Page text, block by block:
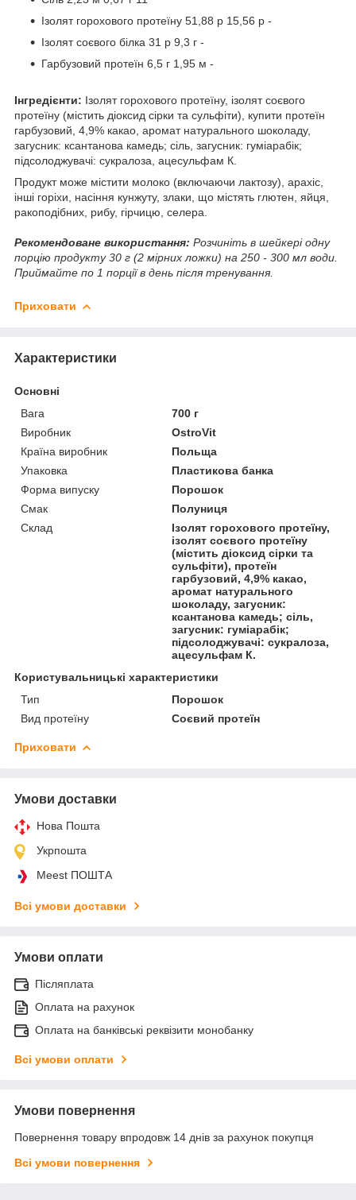
Ізолят горохового протеїну 51,88 р 15,56 р -
Ізолят соєвого білка 31 р 9,3 г -
Гарбузовий протеїн 6,5 г 1,95 м -
Інгредієнти: Ізолят горохового протеїну, ізолят соєвого
протеїну (містить діоксид сірки та сульфіти), купити протеїн
гарбузовий, 4,9% какао, аромат натурального шоколаду,
загусник: ксантанова камедь; сіль, загусник: гуміарабік;
підсолоджувачі: сукралоза, ацесульфам К.
Продукт може містити молоко (включаючи лактозу), арахіс,
інші горіхи, насіння кунжуту, злаки, що містять глютен, яйця,
ракоподібних, рибу, гірчицю, селера.
Рекомендоване використання: Розчиніть в шейкері одну
порцію продукту 30 г (2 мірних ложки) на 250 - 300 мл води.
Приймайте по 1 порції в день після тренування.
Приховати
Характеристики
Основні
Вага
700 г
Виробник
OstroVit
Країна виробник
Польща
Упаковка
Пластикова банка
Форма випуску
Порошок
Смак
Полуниця
Склад
Ізолят горохового протеїну,
ізолят соєвого протеїну
(містить діоксид сірки та
сульфіти), протеїн
гарбузовий, 4,9% какао,
аромат натурального
шоколаду, загусник:
ксантанова камедь; сіль,
загусник: гуміарабік;
підсолоджувачі: сукралоза,
ацесульфам К.
Користувальницькі характеристики
Тип
Порошок
Вид протеїну
Соєвий протеїн
Приховати
Умови доставки
Нова Пошта
Укрпошта
Meest ПОШТА
Всі умови доставки
Умови оплати
Післяплата
Оплата на рахунок
Оплата на банківські реквізити монобанку
Всі умови оплати
Умови повернення
Повернення товару впродовж 14 днів за рахунок покупця
Всі умови повернення